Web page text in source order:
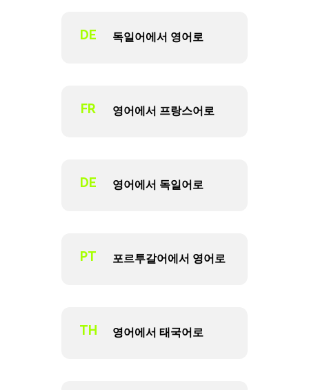
DE 독일어에서 영어로
FR 영어에서 프랑스어로
DE 영어에서 독일어로
PT 포르투갈어에서 영어로
TH 영어에서 태국어로